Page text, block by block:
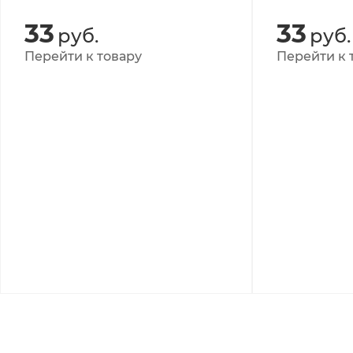
33 руб.
Перейти к товару
33 руб.
Перейти к